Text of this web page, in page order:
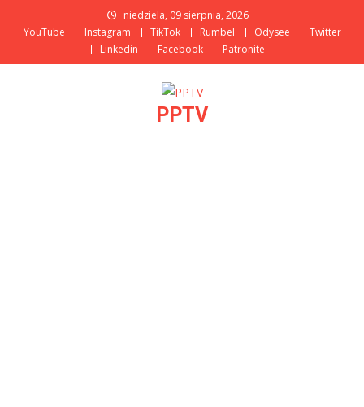
niedziela, 09 sierpnia, 2026
YouTube
Instagram TikTok Rumbel Odysee
Twitter
Linkedin
Facebook Patronite
PPTV